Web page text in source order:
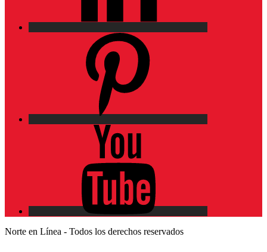
Norte en Línea - Todos los derechos reservados